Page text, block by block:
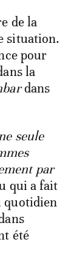
de la
situation.
pour
la
dans
seule
par
qui a fait
quotidien
été